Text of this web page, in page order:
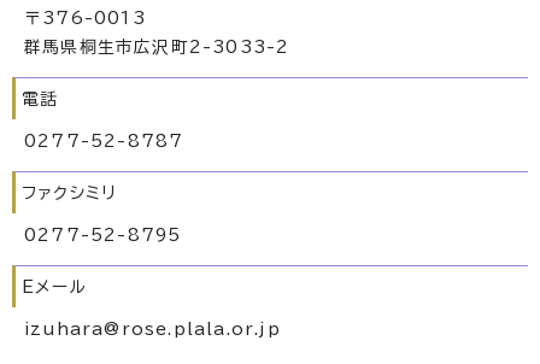
〒376-0013
群馬県桐生市広沢町2-3033-2
電話
0277-52-8787
ファクシミリ
0277-52-8795
Eメール
izuhara@rose.plala.or.jp